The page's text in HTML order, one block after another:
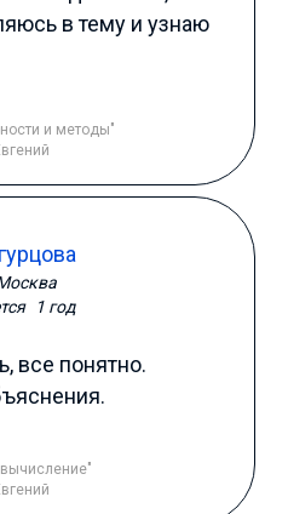
в тему и узнаю
и методы"
1 год
все понятно.